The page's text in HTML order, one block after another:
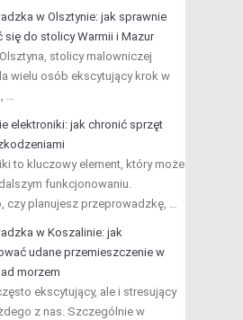
w Olsztynie: jak sprawnie
się do stolicy Warmii i Mazur
stolicy malowniczej
wielu osób ekscytujący krok w
…
elektroniki: jak chronić sprzęt
to kluczowy element, który może
funkcjonowaniu.
czy planujesz przeprowadzkę, …
w Koszalinie: jak
udane przemieszczenie w
morzem
ekscytujący, ale i stresujący
z nas. Szczególnie w